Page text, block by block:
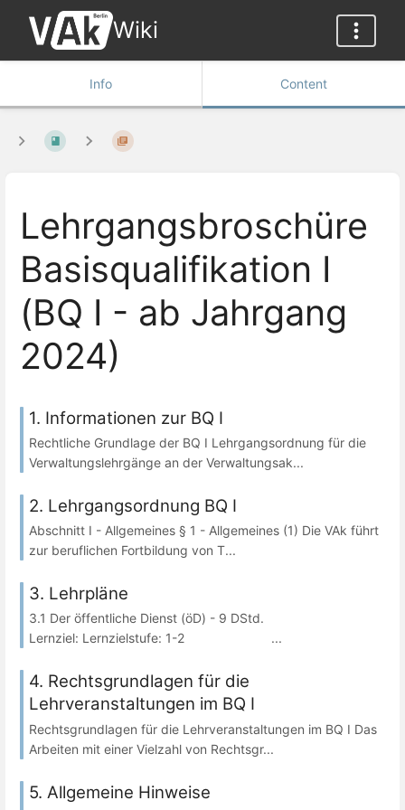
Wiki
Info Content
Lehrgangsbroschüre
Basisqualifikation I
(BQ I - ab Jahrgang
2024)
1. Informationen zur BQ I
Rechtliche Grundlage der BQ I Lehrgangsordnung für die
Verwaltungslehrgänge an der Verwaltungsak...
2. Lehrgangsordnung BQ I
Abschnitt I - Allgemeines § 1 - Allgemeines (1) Die VAk führt
zur beruflichen Fortbildung von T...
3. Lehrpläne
3.1 Der öffentliche Dienst (öD) - 9 DStd.
Lernziel: Lernzielstufe: 1-2 ...
4. Rechtsgrundlagen für die
Lehrveranstaltungen im BQ I
Rechtsgrundlagen für die Lehrveranstaltungen im BQ I Das
Arbeiten mit einer Vielzahl von Rechtsgr...
5. Allgemeine Hinweise